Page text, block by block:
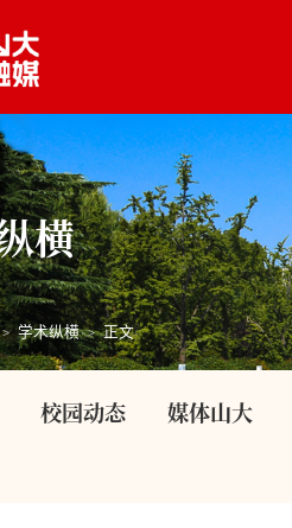
横
> 学术纵横 > 正文
校园动态 媒体山大